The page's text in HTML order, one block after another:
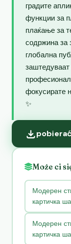
градите
функции за
плаќање за
содржина за
глобална
фокусирате
✨
pobierać
Może ci
Модерен
картичка
Модерен
картичка